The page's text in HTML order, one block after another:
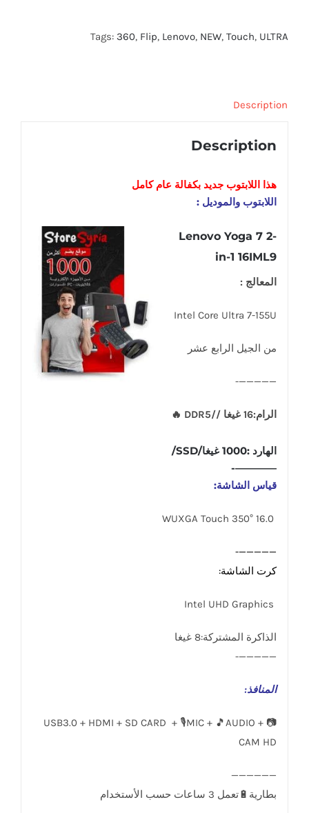
Tags: 360, Flip, Lenovo, NEW, Touch, ULTRA
Description
Description
هذا اللابتوب جديد بكفالة عام كامل
اللابتوب والموديل :
Lenovo Yoga 7 2-
in-1 16IML9
المعالج :
Intel Core Ultra 7-155U
من الجيل الرابع عشر
—————-
الرام:16 غيغا //DDR5 🔥
الهارد :1000 غيغا/SSD/
————-
قياس الشاشة:
—————-
كرت الشاشة:
الذاكرة المشتركة:8 غيغا
—————-
المنافذ:
USB3.0 + HDMI + SD CARD + 🎙️MIC + 🎵AUDIO + 📷
CAM HD